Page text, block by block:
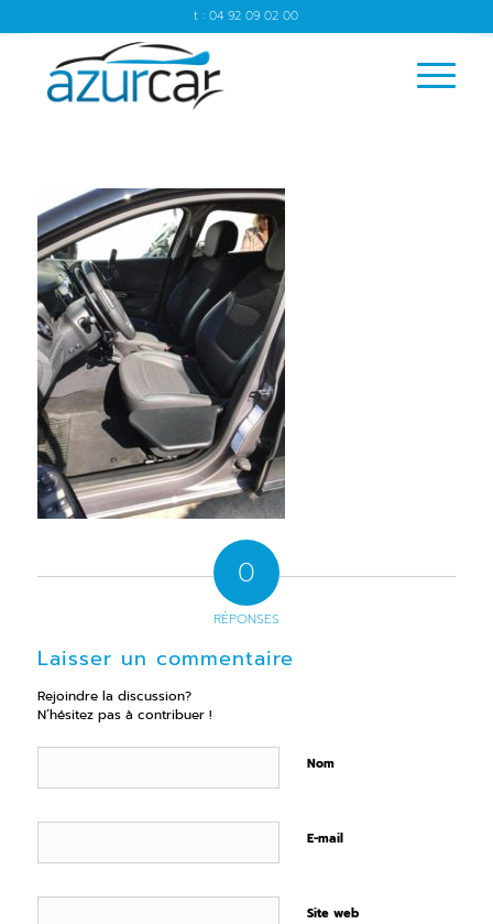
t : 04 92 09 02 00
0
RÉPONSES
Laisser un commentaire
Rejoindre la discussion?
N’hésitez pas à contribuer !
Nom
E-mail
Site web